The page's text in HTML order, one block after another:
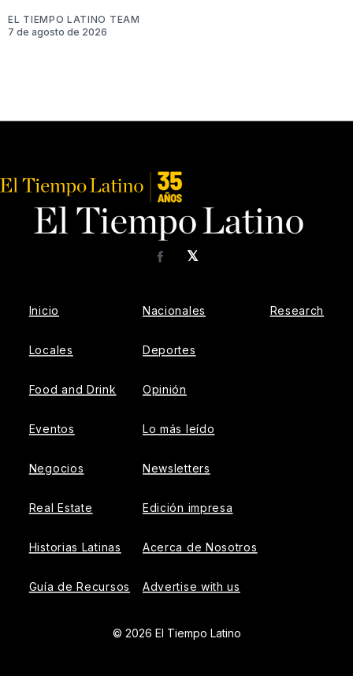
EL TIEMPO LATINO TEAM
7 de agosto de 2026
𝕏
Facebook
Inicio
Locales
Food and Drink
Eventos
Negocios
Real Estate
Historias Latinas
Guía de Recursos
Nacionales
Deportes
Opinión
Lo más leído
Newsletters
Edición impresa
Acerca de Nosotros
Advertise with us
Research
© 2026 El Tiempo Latino